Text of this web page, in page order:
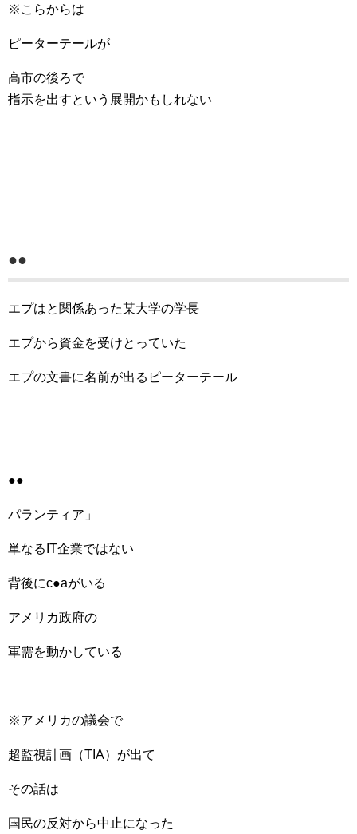
※こらからは
ピーターテールが
高市の後ろで
指示を出すという展開かもしれない
●●
エプはと関係あった某大学の学長
エプから資金を受けとっていた
エプの文書に名前が出るピーターテール
●●
パランティア」
単なるIT企業ではない
背後にc●aがいる
アメリカ政府の
軍需を動かしている
※アメリカの議会で
超監視計画（TIA）が出て
その話は
国民の反対から中止になった